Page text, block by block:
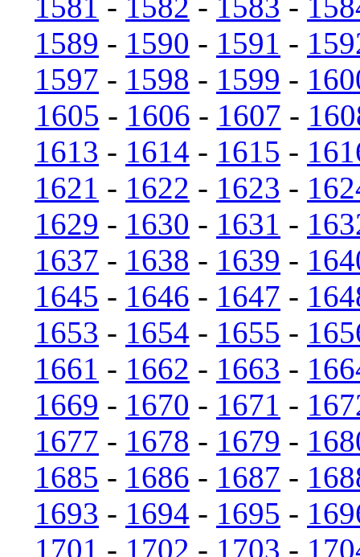
1589 - 1590 - 1591 -
1597 - 1598 - 1599 -
1605 - 1606 - 1607 -
1613 - 1614 - 1615 -
1621 - 1622 - 1623 -
1629 - 1630 - 1631 -
1637 - 1638 - 1639 -
1645 - 1646 - 1647 -
1653 - 1654 - 1655 -
1661 - 1662 - 1663 -
1669 - 1670 - 1671 -
1677 - 1678 - 1679 -
1685 - 1686 - 1687 -
1693 - 1694 - 1695 -
1701 - 1702 - 1703 -